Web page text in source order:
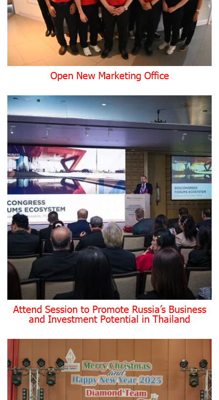
Open New Marketing Office
Attend Session to Promote Russia’s Business
and Investment Potential in Thailand